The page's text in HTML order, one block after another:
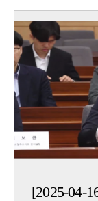
[2025-04-